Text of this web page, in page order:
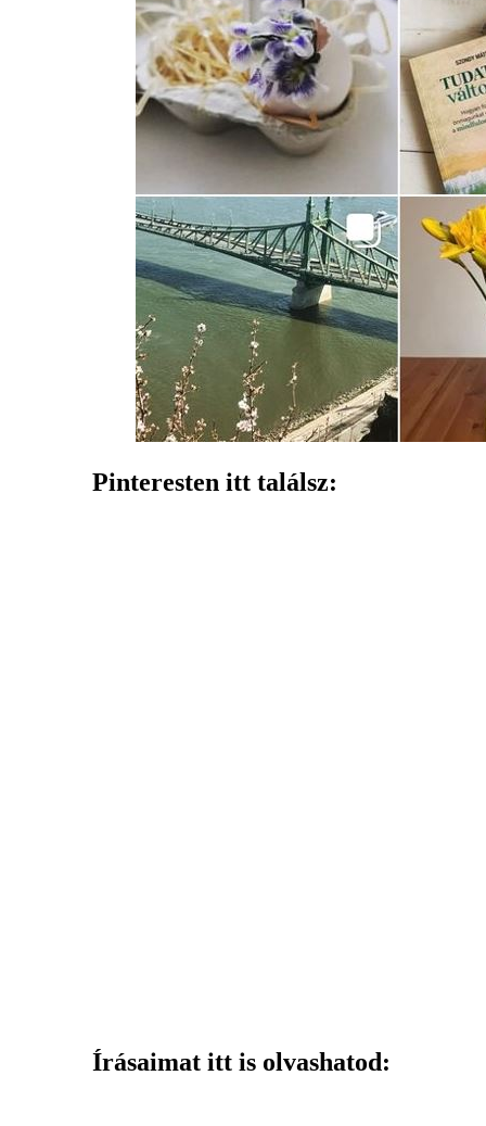
Pinteresten itt találsz:
Írásaimat itt is olvashatod: